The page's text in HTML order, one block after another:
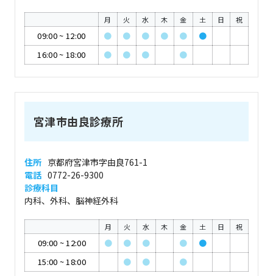
月 火 水 木 金 土 日 祝
09:00~ 12:00 ● ● ● ● ●
●
16:00~ 18:00 ● ● ● ●
宮津市由良診療所
住所 京都府宮津市字由良761-1
電話 0772-26-9300
診療科目
内科、外科、脳神経外科
月 火 水 木 金 土 日 祝
09:00 ~12:00 ● ● ● ●
●
15:00 ~18:00 ● ● ●